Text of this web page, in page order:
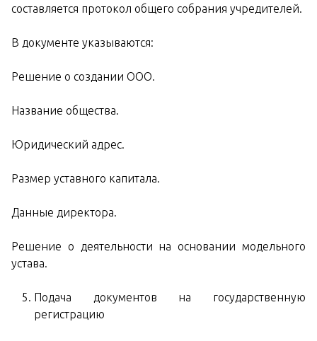
составляется протокол общего собрания учредителей.
В документе указываются:
Решение о создании ООО.
Название общества.
Юридический адрес.
Размер уставного капитала.
Данные директора.
Решение о деятельности на основании модельного
устава.
Подача документов на государственную
регистрацию